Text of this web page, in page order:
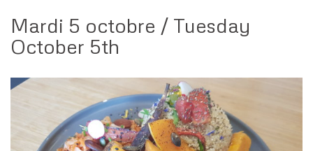
Mardi 5 octobre / Tuesday
October 5th